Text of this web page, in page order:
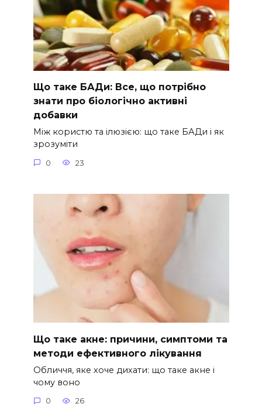
Що таке БАДи: Все, що потрібно
знати про біологічно активні
добавки
Між користю та ілюзією: що таке БАДи і як
зрозуміти
0 23
Що таке акне: причини, симптоми та
методи ефективного лікування
Обличчя, яке хоче дихати: що таке акне і
чому воно
0 26